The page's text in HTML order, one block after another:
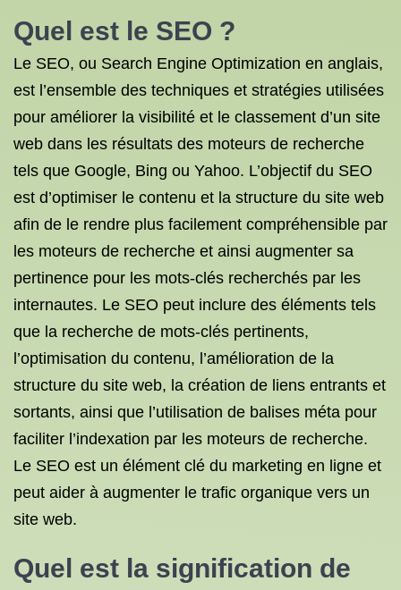
Quel est le SEO ?
Le SEO, ou Search Engine Optimization en anglais,
est l’ensemble des techniques et stratégies utilisées
pour améliorer la visibilité et le classement d’un site
web dans les résultats des moteurs de recherche
tels que Google, Bing ou Yahoo. L’objectif du SEO
est d’optimiser le contenu et la structure du site web
afin de le rendre plus facilement compréhensible par
les moteurs de recherche et ainsi augmenter sa
pertinence pour les mots-clés recherchés par les
internautes. Le SEO peut inclure des éléments tels
que la recherche de mots-clés pertinents,
l’optimisation du contenu, l’amélioration de la
structure du site web, la création de liens entrants et
sortants, ainsi que l’utilisation de balises méta pour
faciliter l’indexation par les moteurs de recherche.
Le SEO est un élément clé du marketing en ligne et
peut aider à augmenter le trafic organique vers un
site web.
Quel est la signification de